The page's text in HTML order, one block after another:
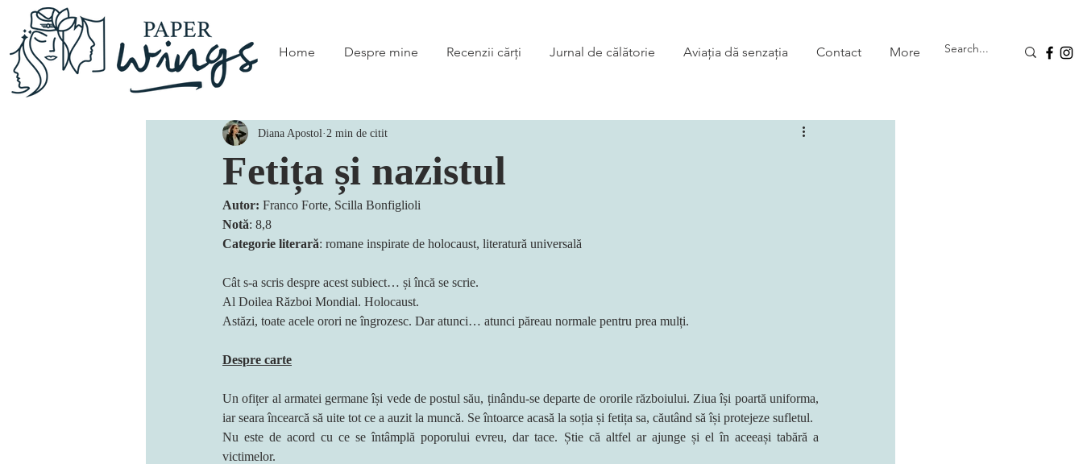
Home Despre mine Recenzii cărți Jurnal de călătorie Aviația dă senzația Contact More
Fetița și nazistul
Diana Apostol 2 min de citit
Autor: Franco Forte, Scilla Bonfiglioli
Notă: 8,8
Categorie literară: romane inspirate de holocaust, literatură universală
Cât s-a scris despre acest subiect… și încă se scrie.
Al Doilea Război Mondial. Holocaust.
Astăzi, toate acele orori ne îngrozesc. Dar atunci… atunci păreau normale pentru prea mulți.
Despre carte
Un ofițer al armatei germane își vede de postul său, ținându-se departe de ororile războiului. Ziua își poartă uniforma,
iar seara încearcă să uite tot ce a auzit la muncă. Se întoarce acasă la soția și fetița sa, căutând să își protejeze sufletul.
Nu este de acord cu ce se întâmplă poporului evreu, dar tace. Știe că altfel ar ajunge și el în aceeași tabără a
victimelor.